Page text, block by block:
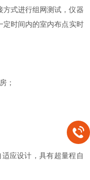
方式进行组网测试，仪器
定时间内的室内布点实时
；
应设计，具有超量程自